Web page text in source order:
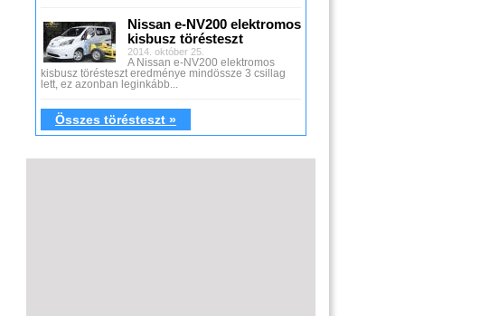
Nissan e-NV200 elektromos
kisbusz törésteszt
2014. október 25.
A Nissan e-NV200 elektromos
kisbusz törésteszt eredménye mindössze 3 csillag
lett, ez azonban leginkább...
Összes törésteszt »